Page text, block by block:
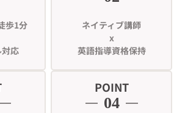
歩1分
応
ネイティブ講師
x
英語指導資格保持
POINT
04